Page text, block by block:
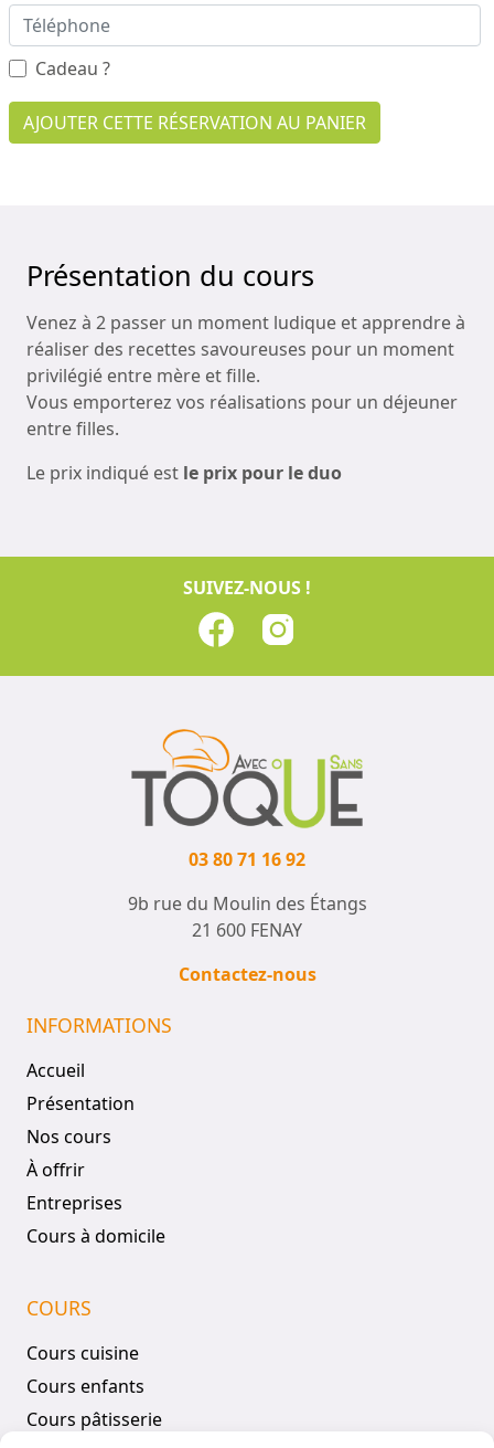
Cadeau ?
AJOUTER CETTE RÉSERVATION AU PANIER
Présentation du cours
Venez à 2 passer un moment ludique et apprendre à
réaliser des recettes savoureuses pour un moment
privilégié entre mère et fille.
Vous emporterez vos réalisations pour un déjeuner
entre filles.
Le prix indiqué est le prix pour le duo
SUIVEZ-NOUS !
03 80 71 16 92
9b rue du Moulin des Étangs
21 600 FENAY
Contactez-nous
INFORMATIONS
Accueil
Présentation
Nos cours
À offrir
Entreprises
Cours à domicile
COURS
Cours cuisine
Cours enfants
Cours pâtisserie